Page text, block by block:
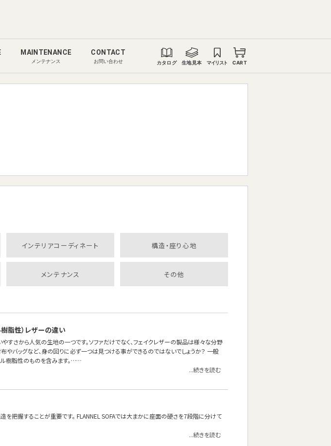
MAINTENANCE
メンテナンス
CONTACT
お問い合わせ カタログ 生地見本 マイリスト CART
インテリアコーディネート 構造・座り心地
メンテナンス その他
樹脂性）レザーの違い
やすさから人気の生地の一つです。ソファだけでなく、フェイクレザーの製品は様々な分野
布やバッグなど、身の回りに必ず一つは見つける事ができるのではないでしょうか？ 一般
ル樹脂性のものを含みます。……
...続きを読む
を把握することが重要です。 FLANNEL SOFAでは大まかに座面の硬さを7段階に分けて
...続きを読む